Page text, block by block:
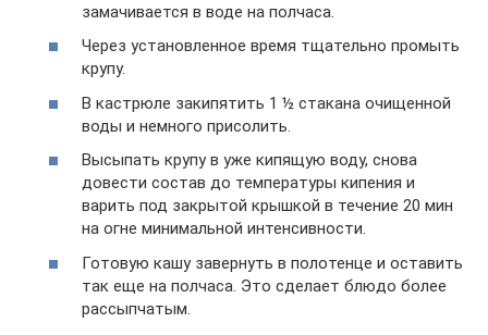
замачивается в воде на полчаса.
Через установленное время тщательно промыть
крупу.
В кастрюле закипятить 1 ½ стакана очищенной
воды и немного присолить.
Высыпать крупу в уже кипящую воду, снова
довести состав до температуры кипения и
варить под закрытой крышкой в течение 20 мин
на огне минимальной интенсивности.
Готовую кашу завернуть в полотенце и оставить
так еще на полчаса. Это сделает блюдо более
рассыпчатым.